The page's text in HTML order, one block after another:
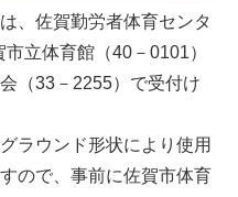
、佐賀勤労者体育センタ
立体育館（40－0101）
（33－2255）で受付け
ラウンド形状により使用
ので、事前に佐賀市体育